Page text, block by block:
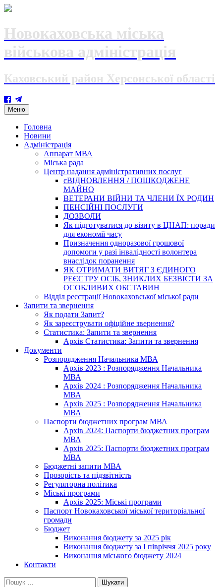
Новокаховська міська
військова адміністрація
Каховський район Херсонської області
Меню Skip
to
content
Головна
Новини
Адміністрація
Аппарат МВА
Міська рада
Центр надання адміністративних послуг
єВІДНОВЛЕННЯ / ПОШКОДЖЕНЕ
МАЙНО
ВЕТЕРАНИ ВІЙНИ ТА ЧЛЕНИ ЇХ РОДИН
ПЕНСІЙНІ ПОСЛУГИ
ДОЗВОЛИ
Як підготуватися до візиту в ЦНАП: поради
для економії часу
Призначення одноразової грошової
допомоги у разі інвалідності волонтера
внаслідок поранення
ЯК ОТРИМАТИ ВИТЯГ З ЄДИНОГО
РЕЄСТРУ ОСІБ, ЗНИКЛИХ БЕЗВІСТИ ЗА
ОСОБЛИВИХ ОБСТАВИН
Відділ реєстрації Новокаховської міської ради
Запити та звернення
Як подати Запит?
Як зареєструвати офіційне звернення?
Статистика: Запити та звернення
Архів Статистика: Запити та звернення
Документи
Розпорядження Начальника МВА
Архів 2023 : Розпорядження Начальника
МВА
Архів 2024 : Розпорядження Начальника
МВА
Архів 2025 : Розпорядження Начальника
МВА
Паспорти бюджетних програм МВА
Архів 2024: Паспорти бюджетних програм
МВА
Архів 2025: Паспорти бюджетних програм
МВА
Бюджетні запити МВА
Прозорість та підзвітність
Регуляторна політика
Міські програми
Архів 2025: Міські програми
Паспорт Новокаховської міської територіальної
громади
Бюджет
Виконання бюджету за 2025 рік
Виконання бюджету за І півріччя 2025 року
Виконання міського бюджету 2024
Контакти
Пошук: